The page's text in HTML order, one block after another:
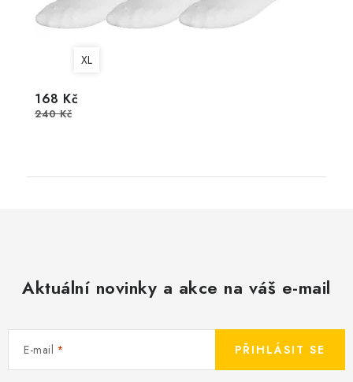
XL
168 Kč
240 Kč
Aktuální novinky a akce na váš e-mail
E-mail PŘIHLÁSIT SE